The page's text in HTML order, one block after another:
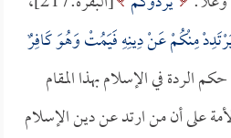
مِنْكُمْ عَنْ دِينِهِ فَيَمُتْ وَهُوَ كَافِرٌ
أن حكم الردة في الإسلام بهذا المقام
على أن من ارتد عن دين الإسلام